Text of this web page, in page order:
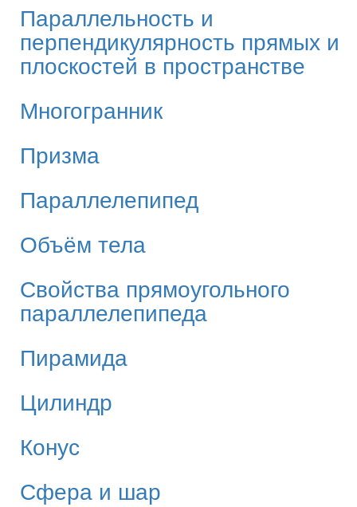
Параллельность и
перпендикулярность прямых и
плоскостей в пространстве
Многогранник
Призма
Параллелепипед
Объём тела
Свойства прямоугольного
параллелепипеда
Пирамида
Цилиндр
Конус
Сфера и шар